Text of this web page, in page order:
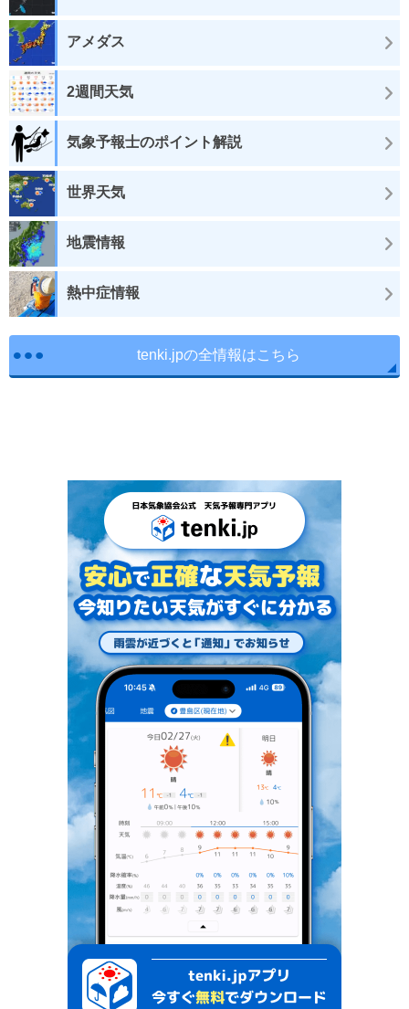
アメダス
2週間天気
気象予報士のポイント解説
世界天気
地震情報
熱中症情報
tenki.jpの全情報はこちら